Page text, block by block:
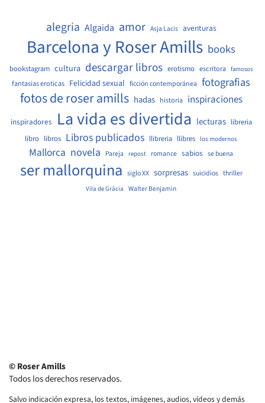
alegria Algaida amor Asja Lacis aventuras
Barcelona y Roser Amills books
bookstagram cultura descargar libros erotismo escritora famosos
fantasias eroticas Felicidad sexual ficción contemporánea fotografias
fotos de roser amills hadas historia inspiraciones
inspiradores La vida es divertida lecturas libreria
libro libros Libros publicados llibreria llibres los modernos
Mallorca novela Pareja repost romance sabios se buena
ser mallorquina siglo XX sorpresas suicidios thriller
Vila de Gràcia Walter Benjamin
© Roser Amills
Todos los derechos reservados.
Salvo indicación expresa, los textos, imágenes, audios, vídeos y demás